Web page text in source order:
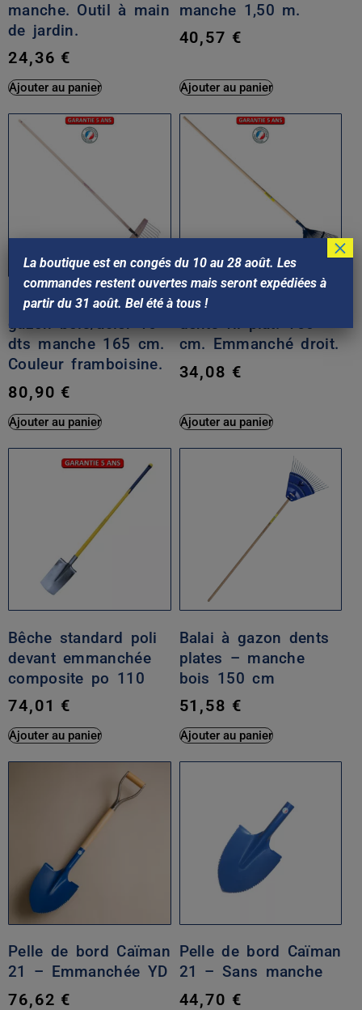
manche. Outil à main
de jardin.
24,36 €
Ajouter au panier
manche 1,50 m.
40,57 €
Ajouter au panier
Balai à feuilles et
gazon bois/acier 16
dts manche 165 cm.
Couleur framboisine.
80,90 €
Ajouter au panier
Balai à gazon, 22
dents fil plat. 150
cm. Emmanché droit.
34,08 €
Ajouter au panier
Bêche standard poli
devant emmanchée
composite po 110
74,01 €
Ajouter au panier
Balai à gazon dents
plates – manche
bois 150 cm
51,58 €
Ajouter au panier
Pelle de bord Caïman
21 – Emmanchée YD
76,62 €
Pelle de bord Caïman
21 – Sans manche
44,70 €
La boutique est en congés du 10 au 28 août. Les
commandes restent ouvertes mais seront expédiées à
partir du 31 août. Bel été à tous !
×